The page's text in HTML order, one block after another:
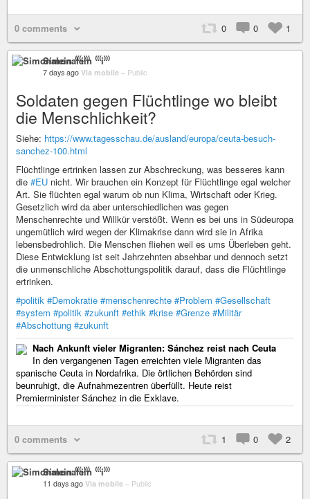
0 comments 0 0 1
Simonalein ⁽⁽⁽i⁾⁾⁾
7 days ago Via mobile – Public
Soldaten gegen Flüchtlinge wo bleibt
die Menschlichkeit?
Siehe: https://www.tagesschau.de/ausland/europa/ceuta-besuch-
sanchez-100.html
Flüchtlinge ertrinken lassen zur Abschreckung, was besseres kann
die #EU nicht. Wir brauchen ein Konzept für Flüchtlinge egal welcher
Art. Sie flüchten egal warum ob nun Klima, Wirtschaft oder Krieg.
Gesetzlich wird da aber unterschiedlichen was gegen
Menschenrechte und Willkür verstößt. Wenn es bei uns in Südeuropa
ungemütlich wird wegen der Klimakrise dann wird sie in Afrika
lebensbedrohlich. Die Menschen fliehen weil es ums Überleben geht.
Diese Entwicklung ist seit Jahrzehnten absehbar und dennoch setzt
die unmenschliche Abschottungspolitik darauf, dass die Flüchtlinge
ertrinken.
#politik #Demokratie #menschenrechte #Problem #Gesellschaft
#system #politik #zukunft #ethik #krise #Grenze #Militär
#Abschottung #zukunft
Nach Ankunft vieler Migranten: Sánchez reist nach Ceuta
In den vergangenen Tagen erreichten viele Migranten das
spanische Ceuta in Nordafrika. Die örtlichen Behörden sind
beunruhigt, die Aufnahmezentren überfüllt. Heute reist
Premierminister Sánchez in die Exklave.
0 comments 1 0 2
Simonalein ⁽⁽⁽i⁾⁾⁾
11 days ago Via mobile – Public